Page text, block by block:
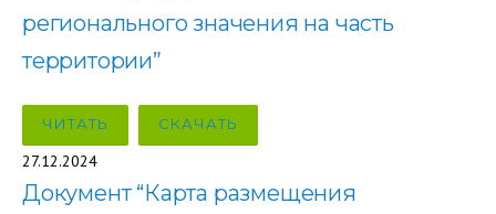
регионального значения на часть
территории”
ЧИТАТЬ СКАЧАТЬ
27.12.2024
Документ “Карта размещения